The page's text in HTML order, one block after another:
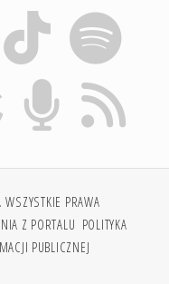
PRAWA
Z PORTALU POLITYKA
PUBLICZNEJ